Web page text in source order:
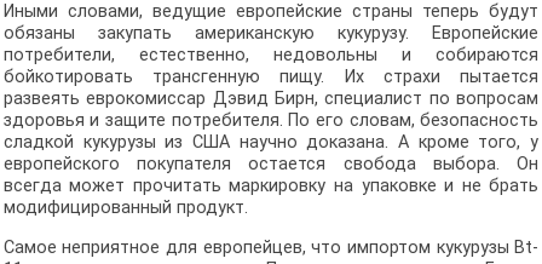
Иными словами, ведущие европейские страны теперь будут
обязаны закупать американскую кукурузу. Европейские
потребители, естественно, недовольны и собираются
бойкотировать трансгенную пищу. Их страхи пытается
развеять еврокомиссар Дэвид Бирн, специалист по вопросам
здоровья и защите потребителя. По его словам, безопасность
сладкой кукурузы из США научно доказана. А кроме того, у
европейского покупателя остается свобода выбора. Он
всегда может прочитать маркировку на упаковке и не брать
модифицированный продукт.
Самое неприятное для европейцев, что импортом кукурузы Bt-